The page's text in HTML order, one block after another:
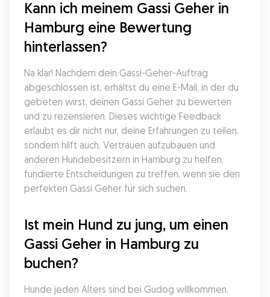
Kann ich meinem Gassi Geher in
Hamburg eine Bewertung
hinterlassen?
Na klar! Nachdem dein Gassi-Geher-Auftrag
abgeschlossen ist, erhältst du eine E-Mail, in der du
gebeten wirst, deinen Gassi Geher zu bewerten
und zu rezensieren. Dieses wichtige Feedback
erlaubt es dir nicht nur, deine Erfahrungen zu teilen,
sondern hilft auch, Vertrauen aufzubauen und
anderen Hundebesitzern in Hamburg zu helfen,
fundierte Entscheidungen zu treffen, wenn sie den
perfekten Gassi Geher für sich suchen.
Ist mein Hund zu jung, um einen
Gassi Geher in Hamburg zu
buchen?
Hunde jeden Alters sind bei Gudog willkommen.